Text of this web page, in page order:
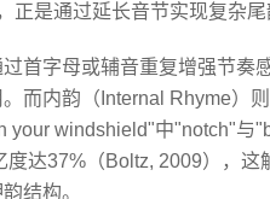
是通过延长音节实现复杂尾
首字母或辅音重复增强节奏
而内韵（Internal Rhyme）
your windshield"中"notch"与
达37%（Boltz, 2009），这
结构。